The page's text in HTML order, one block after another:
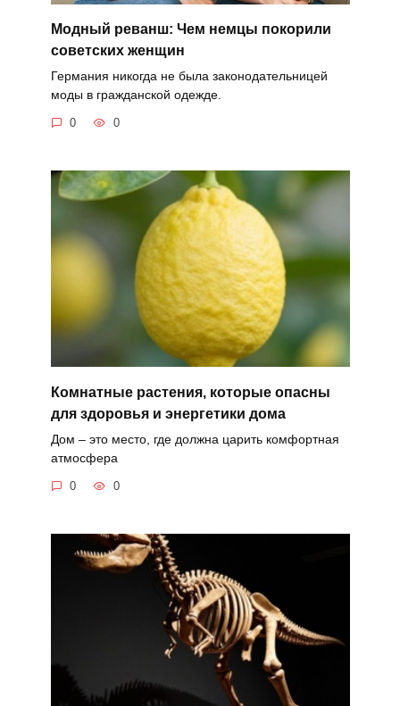
Модный реванш: Чем немцы покорили
советских женщин
Германия никогда не была законодательницей
моды в гражданской одежде.
0 0
Комнатные растения, которые опасны
для здоровья и энергетики дома
Дом – это место, где должна царить комфортная
атмосфера
0 0